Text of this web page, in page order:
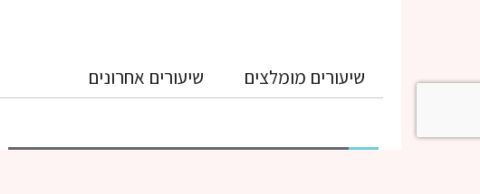
שיעורים מומלצים שיעורים אחרונים
גמרא